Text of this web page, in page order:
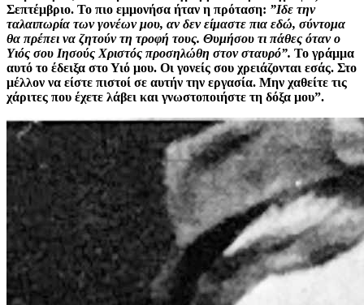
Σεπτέμβριο. Το πιο εμμονήσα ήταν η πρόταση: ”Ιδε την
ταλαιπωρία των γονέων μου, αν δεν είμαστε πια εδώ, σύντομα
θα πρέπει να ζητούν τη τροφή τους. Θυμήσου τι πάθες όταν ο
Υιός σου Ιησούς Χριστός προσηλώθη στον σταυρό”. Το γράμμα
αυτό το έδειξα στο Υιό μου. Οι γονείς σου χρειάζονται εσάς. Στο
μέλλον να είστε πιστοί σε αυτήν την εργασία. Μην χαθείτε τις
χάριτες που έχετε λάβει και γνωστοποιήστε τη δόξα μου”.